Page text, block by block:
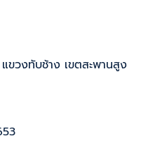
ขวงทับช้าง เขตสะพานสูง